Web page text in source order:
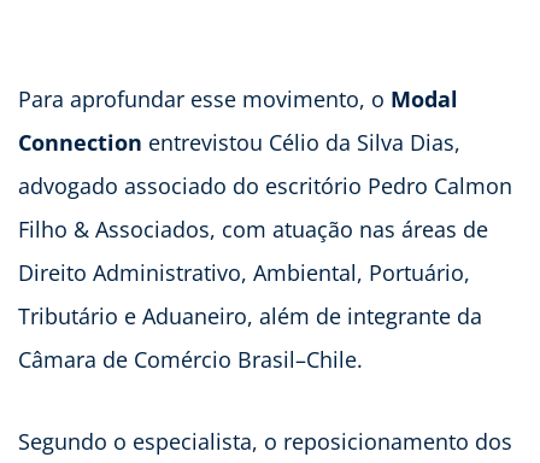
Para aprofundar esse movimento, o Modal
Connection entrevistou Célio da Silva Dias,
advogado associado do escritório Pedro Calmon
Filho & Associados, com atuação nas áreas de
Direito Administrativo, Ambiental, Portuário,
Tributário e Aduaneiro, além de integrante da
Câmara de Comércio Brasil–Chile.
Segundo o especialista, o reposicionamento dos